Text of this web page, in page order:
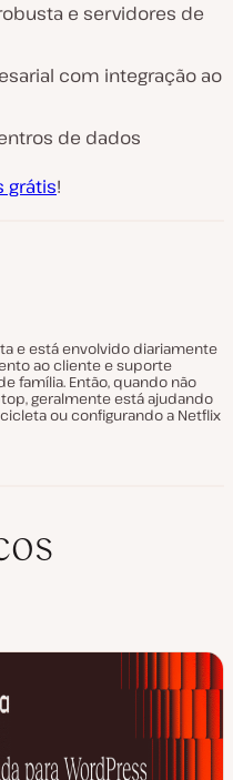
e servidores de
com integração ao
de dados
grátis!
e está envolvido diariamente
ao cliente e suporte
família. Então, quando não
geralmente está ajudando
ou configurando a Netflix